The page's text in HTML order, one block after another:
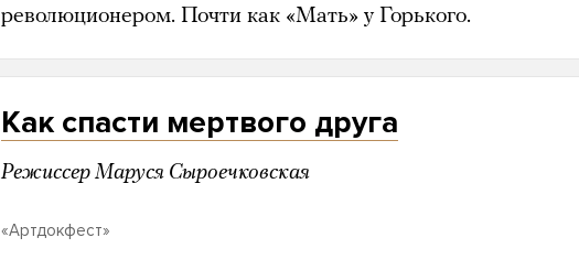
революционером. Почти как «Мать» у Горького.
Как спасти мертвого друга
Режиссер Маруся Сыроечковская
«Артдокфест»